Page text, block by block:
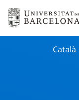
Català